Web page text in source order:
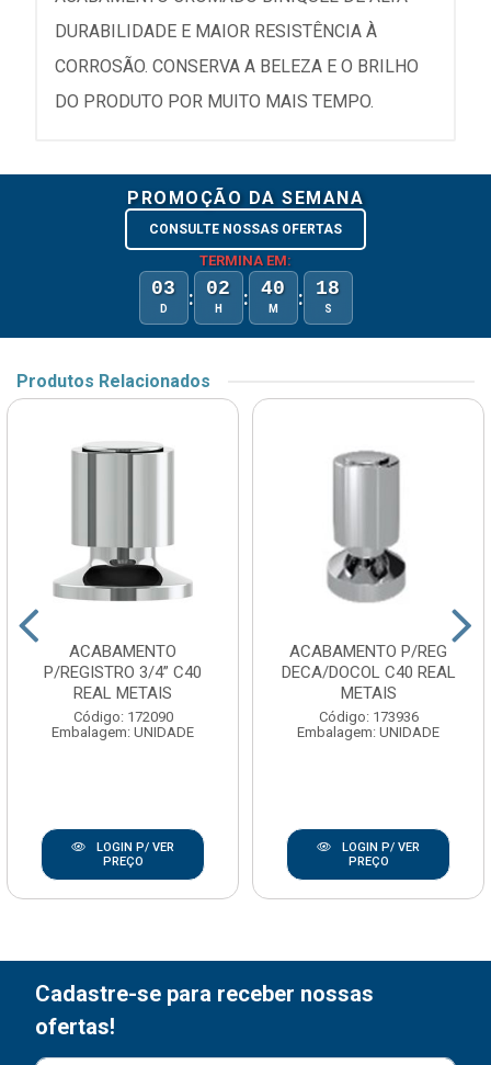
DURABILIDADE E MAIOR RESISTÊNCIA À
CORROSÃO. CONSERVA A BELEZA E O BRILHO
DO PRODUTO POR MUITO MAIS TEMPO.
PROMOÇÃO DA SEMANA
CONSULTE NOSSAS OFERTAS
TERMINA EM:
03
D : 02
H : 40
M : 18
S
Produtos Relacionados
ACABAMENTO
P/REGISTRO 3/4” C40
REAL METAIS
Código: 172090
Embalagem: UNIDADE
LOGIN P/ VER
PREÇO
ACABAMENTO P/REG
DECA/DOCOL C40 REAL
METAIS
Código: 173936
Embalagem: UNIDADE
LOGIN P/ VER
PREÇO
Cadastre-se para receber nossas
ofertas!